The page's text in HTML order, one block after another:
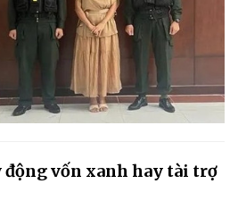
động vốn xanh hay tài trợ